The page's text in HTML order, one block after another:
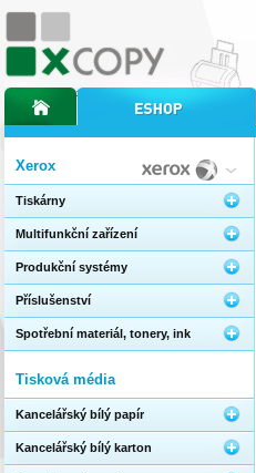
Xerox
Tiskárny
Multifunkční zařízení
Produkční systémy
Příslušenství
Spotřební materiál, tonery, ink
Tisková média
Kancelářský bílý papír
Kancelářský bílý karton
úvodní stránka xcopyinternetový obchod xcopy